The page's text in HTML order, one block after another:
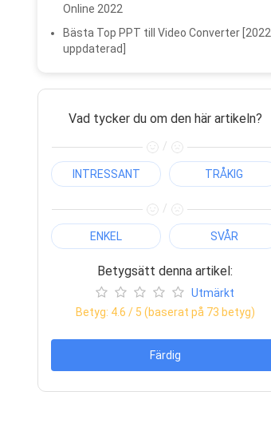
Online 2022
Bästa Top PPT till Video Converter [2022
uppdaterad]
Vad tycker du om den här artikeln?
/
INTRESSANT TRÅKIG
/
ENKEL SVÅR
Betygsätt denna artikel:
Utmärkt
Betyg: 4.6 / 5 (baserat på 73 betyg)
Färdig